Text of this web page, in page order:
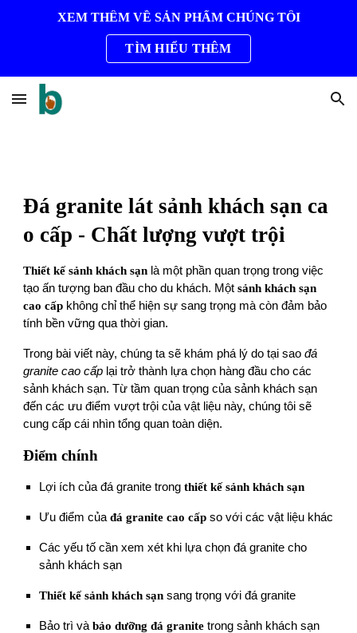
XEM THÊM VỀ SẢN PHẨM CHÚNG TÔI
TÌM HIỂU THÊM
Đá granite lát sảnh khách sạn ca
o cấp - Chất lượng vượt trội
Thiết kế sảnh khách sạn là một phần quan trọng trong việc
tạo ấn tượng ban đầu cho du khách. Mộtsảnh khách sạn
cao cấp không chỉ thể hiện sự sang trọng mà còn đảm bảo
tính bền vững qua thời gian.
Trong bài viết này, chúng ta sẽ khám phá lý do tại saođá
granite cao cấp lại trở thành lựa chọn hàng đầu cho các
sảnh khách sạn. Từ tầm quan trọng của sảnh khách sạn
đến các ưu điểm vượt trội của vật liệu này, chúng tôi sẽ
cung cấp cái nh ìn tổng quan toàn diện.
Điểm chính
Lợi ích của đá granite trongthiết kế sảnh khách sạn
Ưu điểm củađá granite cao cấp so với các vật liệu khác
Các yếu tố cần xem xét khi lựa chọn đá granite cho
sảnh khách sạn
Thiết kế sảnh khách sạn sang trọng với đá granite
Bảo trì vàbảo dưỡng đá granite trong sảnh khách sạn